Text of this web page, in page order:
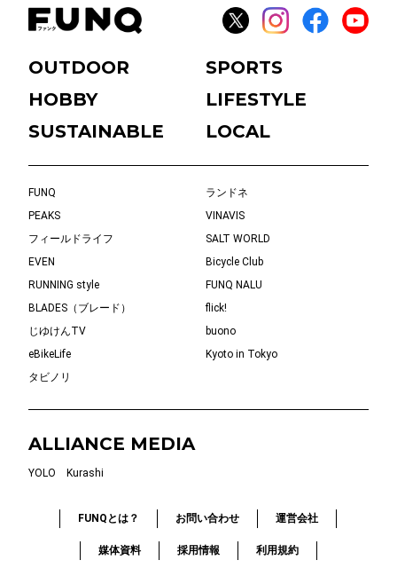
OUTDOOR
SPORTS
HOBBY
LIFESTYLE
SUSTAINABLE
LOCAL
FUNQ
ランドネ
PEAKS
VINAVIS
フィールドライフ
SALT WORLD
EVEN
Bicycle Club
RUNNING style
FUNQ NALU
BLADES（ブレード）
flick!
じゆけんTV
buono
eBikeLife
Kyoto in Tokyo
タビノリ
ALLIANCE MEDIA
YOLO Kurashi
FUNQとは？ お問い合わせ 運営会社
媒体資料 採用情報 利用規約